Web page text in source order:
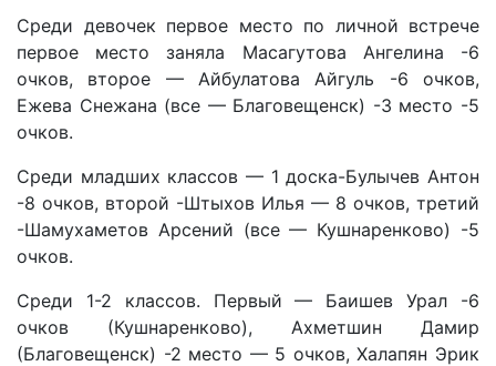
Среди девочек первое место по личной встрече
первое место заняла Масагутова Ангелина -6
очков, второе — Айбулатова Айгуль -6 очков,
Ежева Снежана (все — Благовещенск) -3 место -5
очков.
Среди младших классов — 1 доска-Булычев Антон
-8 очков, второй -Штыхов Илья — 8 очков, третий
-Шамухаметов Арсений (все — Кушнаренково) -5
очков.
Среди 1-2 классов. Первый — Баишев Урал -6
очков (Кушнаренково), Ахметшин Дамир
(Благовещенск) -2 место — 5 очков, Халапян Эрик